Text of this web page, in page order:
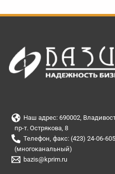
Наш адрес: 690002,
пр-т. Острякова, 8
Телефон, факс: (423) 24-06-605
(многоканальный)
bazis@kprim.ru